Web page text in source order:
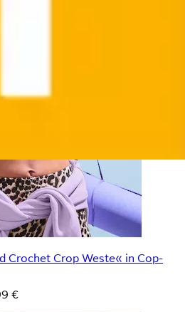
Crochet Crop Weste« in Cop-
€